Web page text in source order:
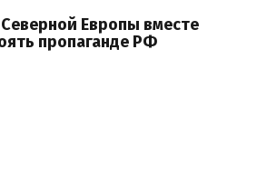
Европы вместе
пропаганде РФ